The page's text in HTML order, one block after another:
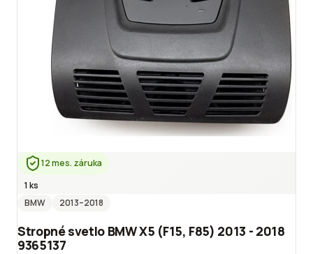
12 mes. záruka
1 ks
BMW
2013–2018
Stropné svetlo BMW X5 (F15, F85) 2013 - 2018
9365137